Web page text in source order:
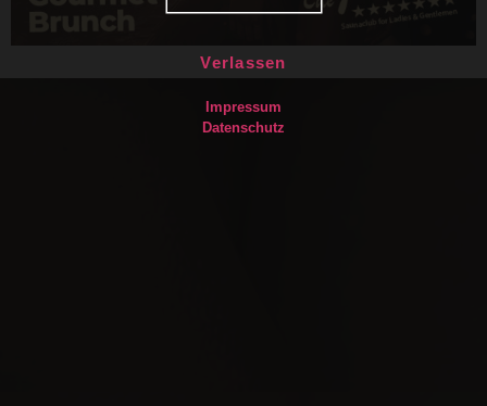
Verlassen
Impressum
Datenschutz